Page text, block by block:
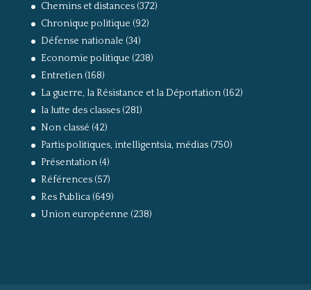
Chemins et distances(372)
Chronique politique (92)
Défense nationale (34)
Economie politique (238)
Entretien(168)
La guerre, la Résistance et la Déportation(162)
la lutte des classes(281)
Non classé (42)
Partis politiques, intelligentsia, médias(750)
Présentation(4)
Références(57)
Res Publica(649)
Union européenne (238)